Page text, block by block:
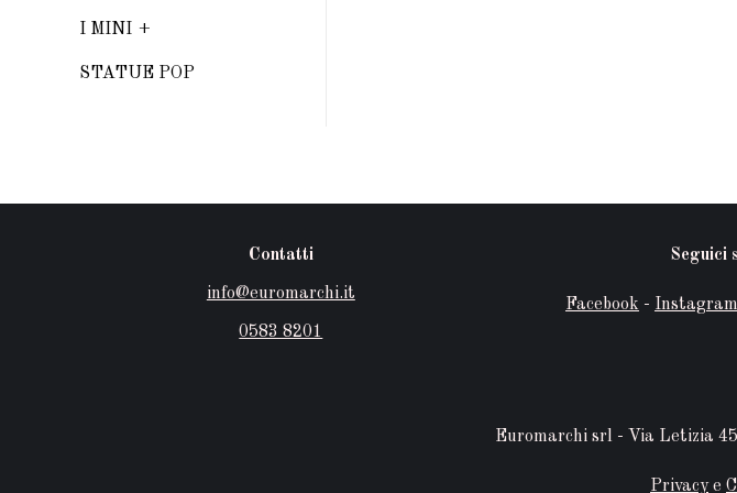
I MINI
STATUE POP
Contatti
info@euromarchi.it
0583 8201
Seguici
Facebook - Instagram
Euromarchi srl - Via Letizia
Privacye